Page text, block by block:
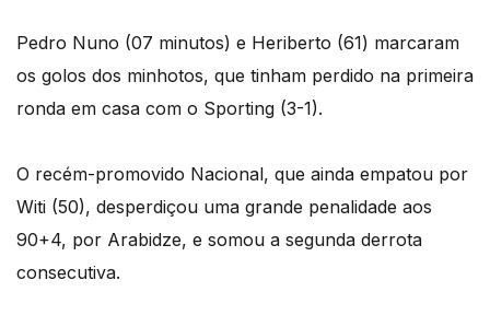
Pedro Nuno (07 minutos) e Heriberto (61) marcaram
os golos dos minhotos, que tinham perdido na primeira
ronda em casa com o Sporting (3-1).
O recém-promovido Nacional, que ainda empatou por
Witi (50), desperdiçou uma grande penalidade aos
90+4, por Arabidze, e somou a segunda derrota
consecutiva.